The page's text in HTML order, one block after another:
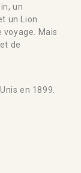
un
un Lion
Mais
de
en 1899.